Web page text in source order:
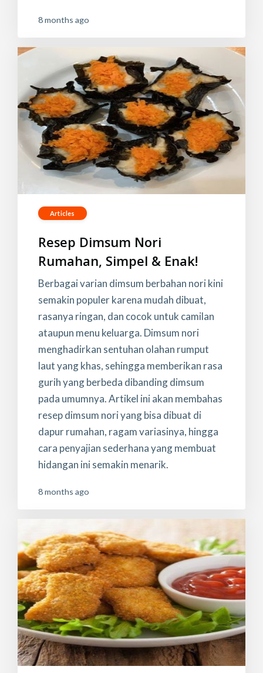
8 months ago
Articles
Resep Dimsum Nori
Rumahan, Simpel & Enak!
Berbagai varian dimsum berbahan nori kini
semakin populer karena mudah dibuat,
rasanya ringan, dan cocok untuk camilan
ataupun menu keluarga. Dimsum nori
menghadirkan sentuhan olahan rumput
laut yang khas, sehingga memberikan rasa
gurih yang berbeda dibanding dimsum
pada umumnya. Artikel ini akan membahas
resep dimsum nori yang bisa dibuat di
dapur rumahan, ragam variasinya, hingga
cara penyajian sederhana yang membuat
hidangan ini semakin menarik.
8 months ago